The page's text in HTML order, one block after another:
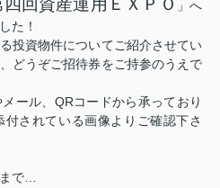
四回資産運用ＥＸＰＯ 」へ
た！
投資物件についてご紹介させてい
どうぞご招待券をご持参のうえで
ール、QRコードから承っており
されている画像よりご確認下さ
で…